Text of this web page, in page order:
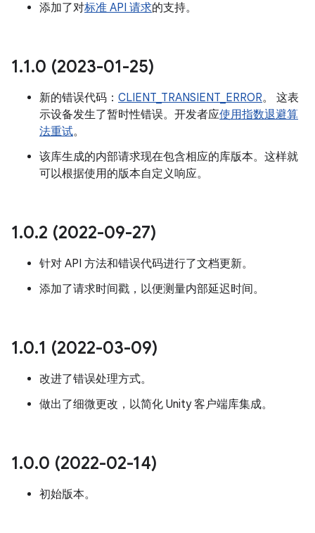
添加了对标准 API 请求的支持。
1.1.0 (2023-01-25)
新的错误代码： CLIENT_TRANSIENT_ERROR。 这表
示设备发生了暂时性错误。开发者应使用指数退避算
法重试。
该库生成的内部请求现在包含相应的库版本。这样就
可以根据使用的版本自定义响应。
1.0.2 (2022-09-27)
针对 API 方法和错误代码进行了文档更新。
添加了请求时间戳，以便测量内部延迟时间。
1.0.1 (2022-03-09)
改进了错误处理方式。
做出了细微更改，以简化 Unity 客户端库集成。
1.0.0 (2022-02-14)
初始版本。